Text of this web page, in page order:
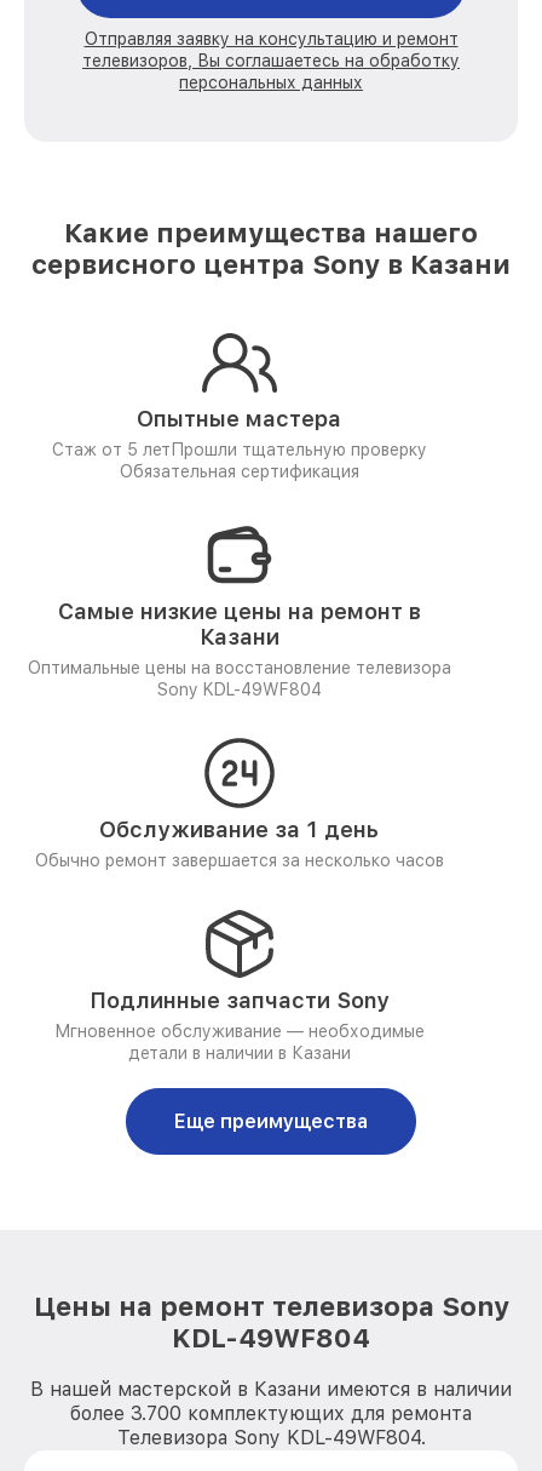
Отправляя заявку на консультацию и ремонт
телевизоров, Вы соглашаетесь на обработку
персональных данных
Какие преимущества нашего
сервисного центра Sony в Казани
Опытные мастера
Стаж от 5 лет Прошли тщательную проверку
Обязательная сертификация
Самые низкие цены на ремонт в
Казани
Оптимальные цены на восстановление телевизора
Sony KDL-49WF804
Обслуживание за 1 день
Обычно ремонт завершается за несколько часов
Подлинные запчасти Sony
Мгновенное обслуживание — необходимые
детали в наличии в Казани
Еще преимущества
Цены на ремонт телевизора Sony
KDL-49WF804
В нашей мастерской в Казани имеются в наличии
более 3.700 комплектующих для ремонта
Телевизора Sony KDL-49WF804.